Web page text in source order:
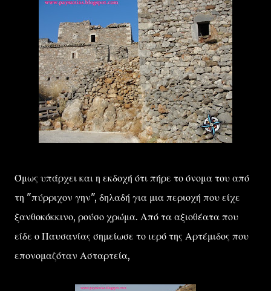
Όμως υπάρχει και η εκδοχή ότι πήρε το όνομα του από
τη "πύρριχον γην", δηλαδή για μια περιοχή που είχε
ξανθοκόκκινο, ρούσο χρώμα. Από τα αξιοθέατα που
είδε ο Παυσανίας σημείωσε το ιερό της Αρτέμιδος που
επονομαζόταν Ασταρτεία,